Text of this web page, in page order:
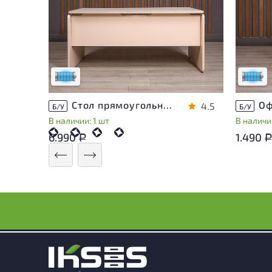
Состояние товара приближено к новому,
могут присутствовать незначительные
следы эксплуатации
Низкая степень износа
Б/У Стол прямоугольный Accord ДСП Дуб Россия
В наличии: 1 шт
4.5
6.990Р
могут
следы
Низкая
Б/У
В
1.490 Р